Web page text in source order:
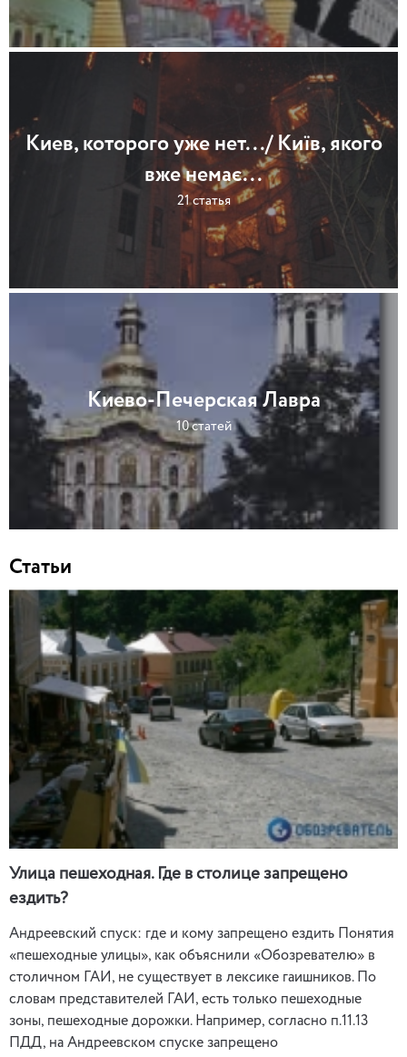
Киев, которого уже нет.../ Київ, якого
вже немає...
21 статья
Киево-Печерская Лавра
10 статей
Статьи
Улица пешеходная. Где в столице запрещено
ездить?
Андреевский спуск: где и кому запрещено ездить Понятия
«пешеходные улицы», как объяснили «Обозревателю» в
столичном ГАИ, не существует в лексике гаишников. По
словам представителей ГАИ, есть только пешеходные
зоны, пешеходные дорожки. Например, согласно п.11.13
ПДД, на Андреевском спуске запрещено